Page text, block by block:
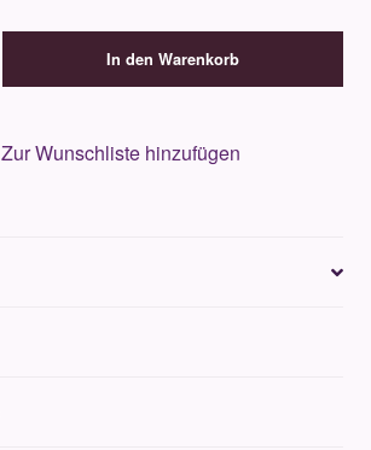
In den Warenkorb
Zur Wunschliste hinzufügen